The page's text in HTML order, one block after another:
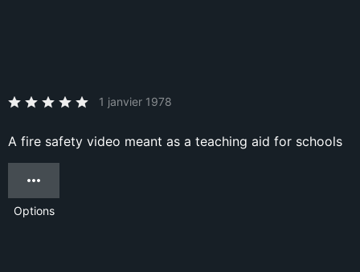
1 janvier 1978
A fire safety video meant as a teaching aid for schools
Options